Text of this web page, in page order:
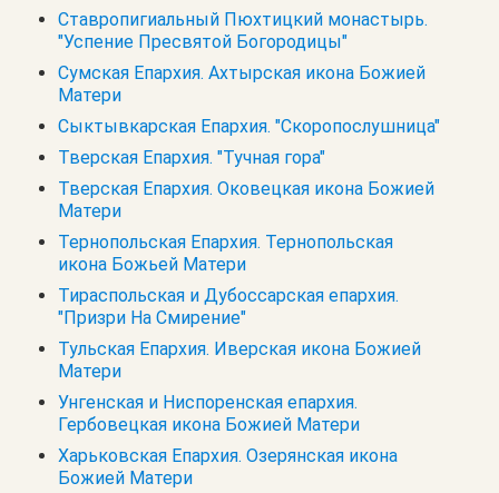
Ставропигиальный Пюхтицкий монастырь.
"Успение Пресвятой Богородицы"
Сумская Епархия. Ахтырская икона Божией
Матери
Сыктывкарская Епархия. "Скоропослушница"
Тверская Епархия. "Тучная гора"
Тверская Епархия. Оковецкая икона Божией
Матери
Тернопольская Епархия. Тернопольская
икона Божьей Матери
Тираспольская и Дубоссарская епархия.
"Призри На Смирение"
Тульская Епархия. Иверская икона Божией
Матери
Унгенская и Ниспоренская епархия.
Гербовецкая икона Божией Матери
Харьковская Епархия. Озерянская икона
Божией Матери